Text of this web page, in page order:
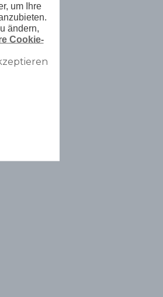
um Ihre
ändern,
Cookie-